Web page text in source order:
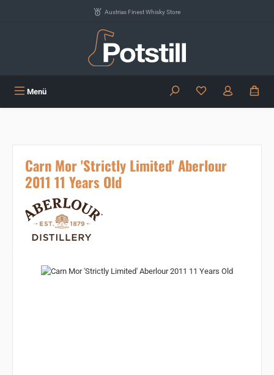
Austrias Finest Whisky Store
Menü Du hast 0
Carn Mor 'Strictly Limited' Aberlour
2011 11 Years Old
Bildergalerie überspringen